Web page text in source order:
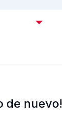
de nuevo!